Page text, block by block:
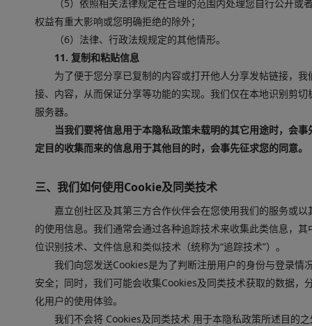
（5）依照相关法律规定在合理的范围内处理您自行公开
权益有重大影响或您明确拒绝的除外；
（6）法律、行政法规规定的其他情形。
11. 复制和粘贴信息
为了便于您分享已复制的内容或打开他人分享发帖链接，
接、内容，从而保证分享等功能的实现。我们仅在本地识别剪
服务器。
当我们要将信息用于本隐私政策未载明的其它用途时，会
定目的收集而来的信息用于其他目的时，会事先征求您的同意。
三、我们如何使用Cookie及同类技术
嘉立创社区及其第三方合作伙伴会在您使用我们的服务或
的使用信息。我们通常会通过各种追踪技术来收集此类信息，
位识别技术、文件信息和类似技术（统称为“追踪技术”）。
我们向您发送Cookies是为了判断注册用户的身份与登录情
安全；同时，我们可能会收集Cookies及同类技术获取的数据，
化用户的使用体验。
我们不会将 Cookies及同类技术 用于本隐私政策所述目的